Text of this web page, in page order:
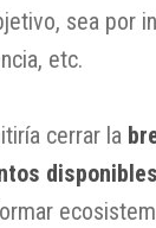
sea por
etc.
cerrar la
disponibles